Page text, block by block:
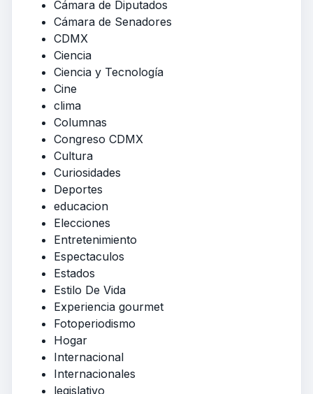
Cámara de Diputados
Cámara de Senadores
CDMX
Ciencia
Ciencia y Tecnología
Cine
clima
Columnas
Congreso CDMX
Cultura
Curiosidades
Deportes
educacion
Elecciones
Entretenimiento
Espectaculos
Estados
Estilo De Vida
Experiencia gourmet
Fotoperiodismo
Hogar
Internacional
Internacionales
legislativo